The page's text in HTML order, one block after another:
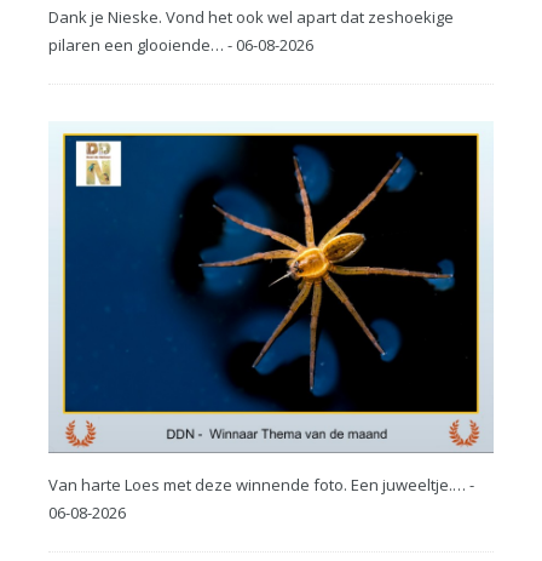
Dank je Nieske. Vond het ook wel apart dat zeshoekige
pilaren een glooiende… - 06-08-2026
Van harte Loes met deze winnende foto. Een juweeltje.… -
06-08-2026